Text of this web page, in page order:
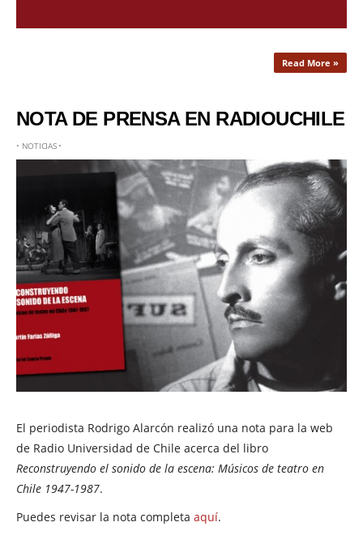
Read More »
NOTA DE PRENSA EN RADIOUCHILE
• NOTICIAS•
El periodista Rodrigo Alarcón realizó una nota para la web
de Radio Universidad de Chile acerca del libro
Reconstruyendo el sonido de la escena: Músicos de teatro en
Chile 1947-1987.
Puedes revisar la nota completa aquí.